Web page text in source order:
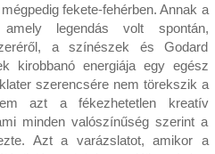
fekete-fehérben. Annak a
legendás volt spontán,
a színészek és Godard
kirobbanó energiája egy egész
szerencsére nem törekszik a
azt a fékezhetetlen kreatív
minden valószínűség szerint a
Azt a varázslatot, amikor a